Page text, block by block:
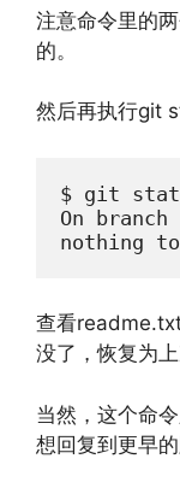
注意命令里的
的。
然后再执行git
$ git
On branch
nothing
查看
没了，恢复为
当然，这个命
想回复到更早